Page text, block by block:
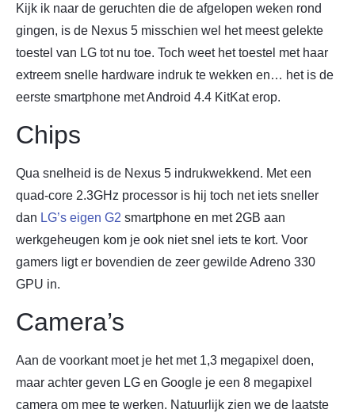
Kijk ik naar de geruchten die de afgelopen weken rond
gingen, is de Nexus 5 misschien wel het meest gelekte
toestel van LG tot nu toe. Toch weet het toestel met haar
extreem snelle hardware indruk te wekken en… het is de
eerste smartphone met Android 4.4 KitKat erop.
Chips
Qua snelheid is de Nexus 5 indrukwekkend. Met een
quad-core 2.3GHz processor is hij toch net iets sneller
dan LG’s eigen G2 smartphone en met 2GB aan
werkgeheugen kom je ook niet snel iets te kort. Voor
gamers ligt er bovendien de zeer gewilde Adreno 330
GPU in.
Camera’s
Aan de voorkant moet je het met 1,3 megapixel doen,
maar achter geven LG en Google je een 8 megapixel
camera om mee te werken. Natuurlijk zien we de laatste